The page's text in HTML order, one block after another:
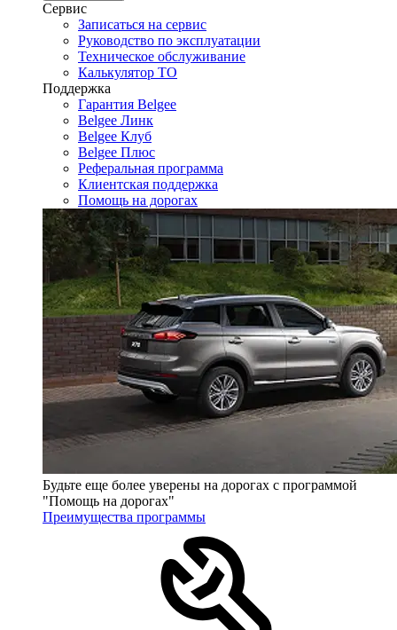
Сервис
Записаться на сервис
Руководство по эксплуатации
Техническое обслуживание
Калькулятор ТО
Поддержка
Гарантия Belgee
Belgee Линк
Belgee Клуб
Belgee Плюс
Реферальная программа
Клиентская поддержка
Помощь на дорогах
Будьте еще более уверены на дорогах с программой
"Помощь на дорогах"
Преимущества программы